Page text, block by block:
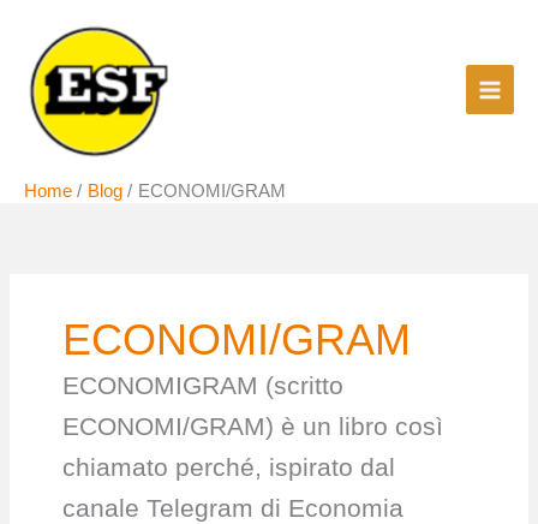
contenuto
Home Blog ECONOMI/GRAM
ECONOMI/GRAM
ECONOMIGRAM (scritto
ECONOMI/GRAM) è un libro così
chiamato perché, ispirato dal
canale Telegram di Economia